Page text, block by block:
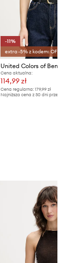
-11%
extra -5% z kodem: OFF*
Cena aktualna:
114,99 zł
Cena regularna: 179,99 zł
Najniższa cena z 30 dni przed obniżką: